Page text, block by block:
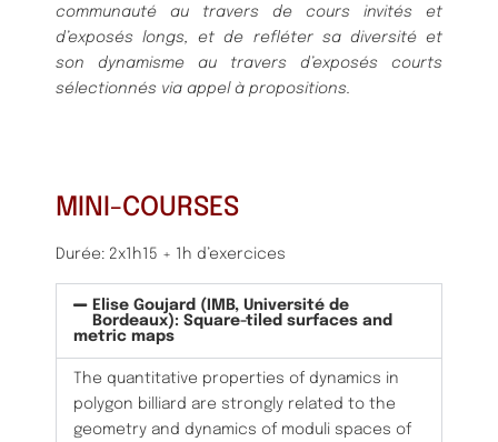
communauté au travers de cours invités et
d’exposés longs, et de refléter sa diversité et
son dynamisme au travers d’exposés courts
sélectionnés via appel à propositions.
MINI-COURSES
Durée: 2x1h15 + 1h d’exercices
Elise Goujard (IMB, Université de
Bordeaux): Square-tiled surfaces and
metric maps
The quantitative properties of dynamics in
polygon billiard are strongly related to the
geometry and dynamics of moduli spaces of